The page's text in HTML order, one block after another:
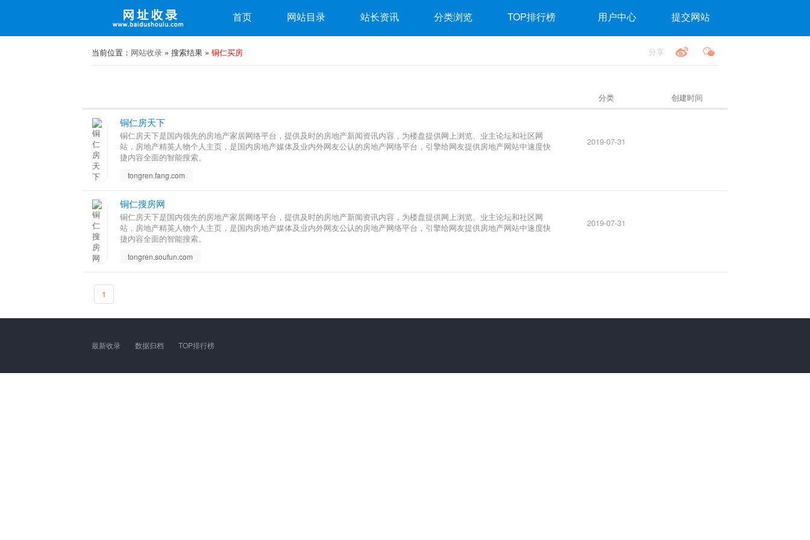
首页 网站目录 站长资讯 分类浏览 TOP排行榜 用户中心 提交网站
分享
微信
当前位置： 网站收录 » 搜索结果 » 铜仁买房
分类 创建时间
铜仁房天下
铜仁房天下是国内领先的房地产家居网络平台，提供及时的房地产新闻资讯内容，为楼盘提供网上浏览、业主论坛和社区网
站，房地产精英人物个人主页，是国内房地产媒体及业内外网友公认的房地产网络平台，引擎给网友提供房地产网站中速度快
捷内容全面的智能搜索。
tongren.fang.com
2019-07-31
铜仁搜房网
铜仁房天下是国内领先的房地产家居网络平台，提供及时的房地产新闻资讯内容，为楼盘提供网上浏览、业主论坛和社区网
站，房地产精英人物个人主页，是国内房地产媒体及业内外网友公认的房地产网络平台，引擎给网友提供房地产网站中速度快
捷内容全面的智能搜索。
tongren.soufun.com
2019-07-31
1
最新收录 数据归档 TOP排行榜